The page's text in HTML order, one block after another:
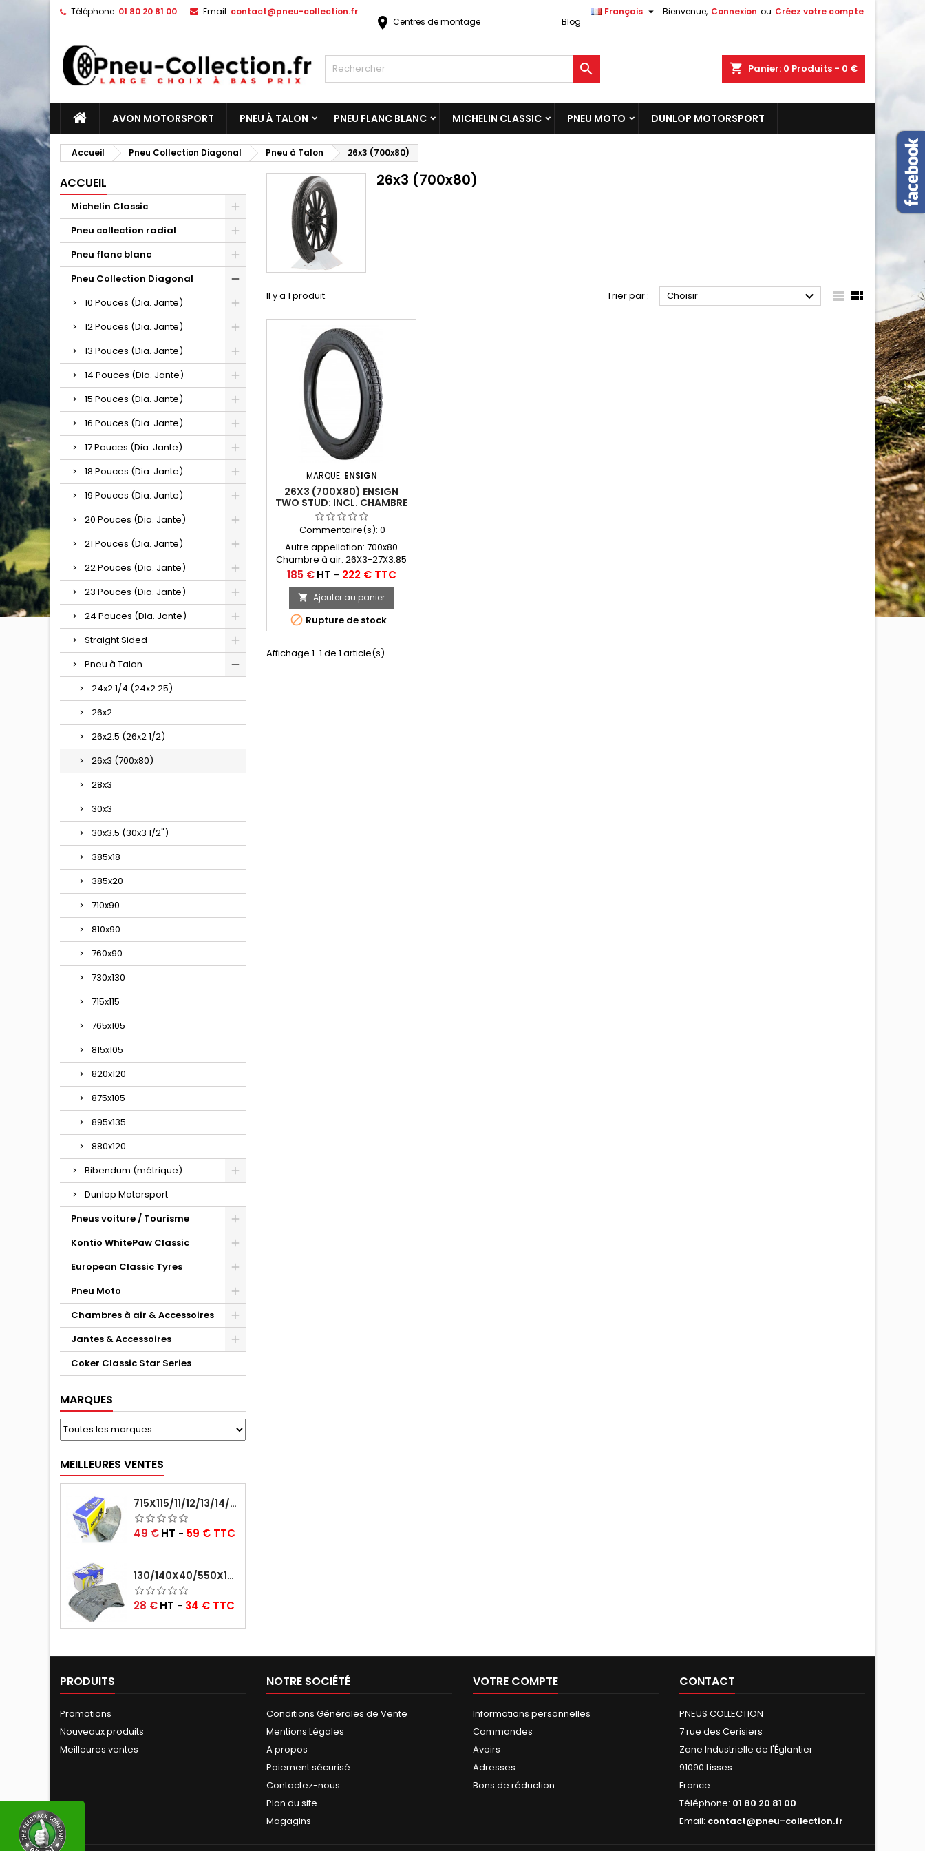
Téléphone: 01 80 20 81 00 Email: contact@pneu-collection.fr Bienvenue, Connexion ou Créez votre compte
Français 
Blog
location_on Centres de montage
shopping_cart Panier: 0 Produits - 0 €

AVON MOTORSPORT PNEU À TALON PNEU FLANC BLANC MICHELIN CLASSIC PNEU MOTO DUNLOP MOTORSPORT
Accueil Pneu Collection Diagonal Pneu à Talon 26x3 (700x80)
ACCUEIL
Michelin Classic
Pneu collection radial
Pneu flanc blanc
Pneu Collection Diagonal
10 Pouces (Dia. Jante)
12 Pouces (Dia. Jante)
13 Pouces (Dia. Jante)
14 Pouces (Dia. Jante)
15 Pouces (Dia. Jante)
16 Pouces (Dia. Jante)
17 Pouces (Dia. Jante)
18 Pouces (Dia. Jante)
19 Pouces (Dia. Jante)
20 Pouces (Dia. Jante)
21 Pouces (Dia. Jante)
22 Pouces (Dia. Jante)
23 Pouces (Dia. Jante)
24 Pouces (Dia. Jante)
Straight Sided
Pneu à Talon
24x2 1/4 (24x2.25)
26x2
26x2.5 (26x2 1/2)
26x3 (700x80)
28x3
30x3
30x3.5 (30x3 1/2")
385x18
385x20
710x90
810x90
760x90
730x130
715x115
765x105
815x105
820x120
875x105
895x135
880x120
Bibendum (métrique)
Dunlop Motorsport
Pneus voiture / Tourisme
Kontio WhitePaw Classic
European Classic Tyres
Pneu Moto
Chambres à air & Accessoires
Jantes & Accessoires
Coker Classic Star Series
MARQUES
MEILLEURES VENTES
715X115/11/12/13/14/15/16X45 MICHELIN VALVE CENTRALE AVEC EMBOUT COUDÉ (18C RET)
Prix
49 €HT - 59 € TTC
130/140X40/550X16/165X16/145/155/165X400 MICHELIN VALVE OBLIQUE (16E13)
Prix
28 €HT - 34 € TTC
26x3 (700x80)
Il y a 1 produit. Trier par : Choisir   
MARQUE: ENSIGN
26X3 (700X80) ENSIGN
TWO STUD: INCL. CHAMBRE
À AIR
Commentaire(s): 0
Autre appellation: 700x80
Chambre à air: 26X3-27X3.85
(3.00/3.50-20) PHOENIX TR-4:
CHAMBRE À AIR PNEU À TALON
Prix
185 € HT - 222 € TTC
 Ajouter au panier
 Rupture de stock
Affichage 1-1 de 1 article(s)
PRODUITS
Promotions
Nouveaux produits
Meilleures ventes
NOTRE SOCIÉTÉ
Conditions Générales de Vente
Mentions Légales
A propos
Paiement sécurisé
Contactez-nous
Plan du site
Magagins
VOTRE COMPTE
Informations personnelles
Commandes
Avoirs
Adresses
Bons de réduction
CONTACT
PNEUS COLLECTION
7 rue des Cerisiers
Zone Industrielle de l'Églantier
91090 Lisses
France
Téléphone: 01 80 20 81 00
Email: contact@pneu-collection.fr